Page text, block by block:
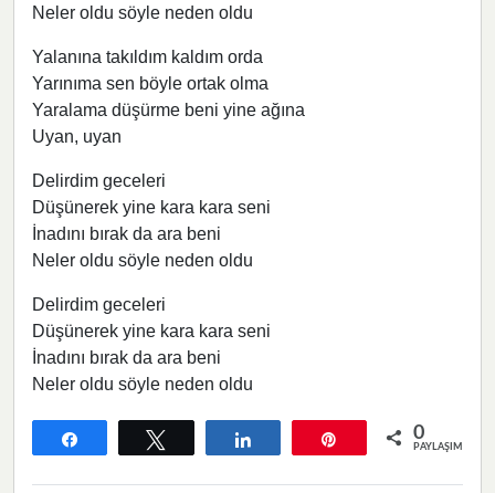
Neler oldu söyle neden oldu​​​
Yalanına takıldım kaldım orda
Yarınıma sen böyle ortak olma
Yaralama düşürme beni yine ağına
Uyan, uyan
Delirdim geceleri
Düşünerek yine kara kara seni
İnadını bırak da ara beni
Neler oldu söyle neden oldu ​
Delirdim geceleri
Düşünerek yine kara kara seni
İnadını bırak da ara beni
Neler oldu söyle neden oldu ​​
0
PAYLAŞIMLAR